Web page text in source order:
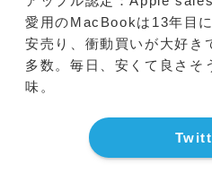
愛用のMacBookは13年目に
安売り、衝動買いが大好き
多数。毎日、安くて良さそ
味。